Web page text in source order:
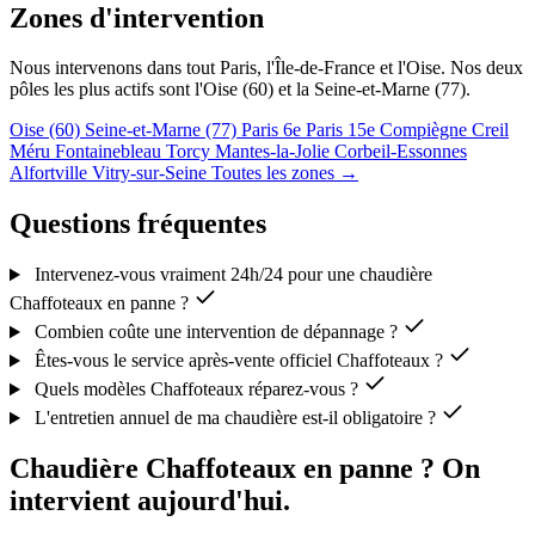
Zones d'intervention
Nous intervenons dans tout Paris, l'Île-de-France et l'Oise. Nos deux
pôles les plus actifs sont l'Oise (60) et la Seine-et-Marne (77).
Oise (60) Seine-et-Marne (77) Paris 6e Paris 15e Compiègne Creil
Méru Fontainebleau Torcy Mantes-la-Jolie Corbeil-Essonnes
Alfortville Vitry-sur-Seine Toutes les zones →
Questions fréquentes
Intervenez-vous vraiment 24h/24 pour une chaudière
Chaffoteaux en panne ?
Combien coûte une intervention de dépannage ?
Êtes-vous le service après-vente officiel Chaffoteaux ?
Quels modèles Chaffoteaux réparez-vous ?
L'entretien annuel de ma chaudière est-il obligatoire ?
Chaudière Chaffoteaux en panne ? On
intervient aujourd'hui.